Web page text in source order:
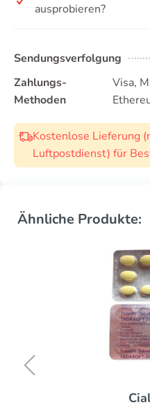
ausprobieren?
Sendungsverfolgung
Zahlungs-
Methoden
Visa,
Kostenlose Lieferung
Luftpostdienst) für
Ähnliche Produkte: